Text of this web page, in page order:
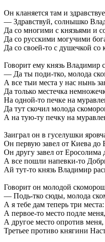
Он кланяется там и
— Здравствуй, солнышко
Да со многими с князьями и
Да со русскими могучими
Да со своей-то с душечкой
Говорит ему князь Владимир
— Да ты поди-тко, молода
А все тыи места у нас нынь
Да только местечка
На одной-то печке на
Да тут скочил молода
А на тую-ту печку на
Заиграл он в гуселушки
Он первую завел от Киева до
Он другу завел от Еросолима
А все пошли напевки-то
Ай тут-то князь Владимир
Говорит он молодой
— Подь-тко сюды, молода
А я тебе дам теперь три места:
А первое-то место подле меня,
А другое место опротив меня,
Третьее противо княгини